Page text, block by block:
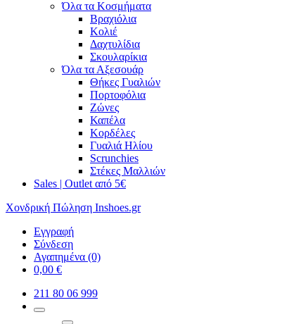
Όλα τα Κοσμήματα
Βραχιόλια
Κολιέ
Δαχτυλίδια
Σκουλαρίκια
Όλα τα Αξεσουάρ
Θήκες Γυαλιών
Πορτοφόλια
Ζώνες
Καπέλα
Κορδέλες
Γυαλιά Ηλίου
Scrunchies
Στέκες Μαλλιών
Sales | Outlet από 5€
Χονδρική Πώληση Inshoes.gr
Εγγραφή
Σύνδεση
Αγαπημένα (0)
0,00 €
211 80 06 999